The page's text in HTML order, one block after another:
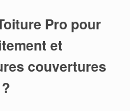
Pro pour
et
couvertures